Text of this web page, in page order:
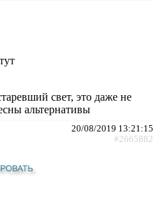
свет, это даже не
альтернативы
20/08/2019 13:21:15
#2665882